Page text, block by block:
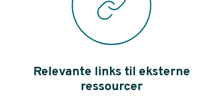
Relevante links til eksterne
ressourcer